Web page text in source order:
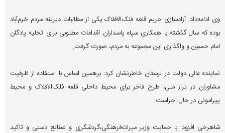
وی ادامه‌داد: آزادسازی حریم قلعه فلک‌الافلاک یکی از مطالبات دیرینه مردم خرم‌آباد
بوده که سال گذشته با همکاری سپاه پاسداران اقدامات مطلوبی برای تخلیه پادگان
امام حسین و واگذاری این مجموعه به مردم، صورت گرفت.
نماینده عالی دولت در لرستان خاطرنشان کرد: برهمین اساس با استفاده از ظرفیت
مشاوران در تراز ملی، طرح‌ فاخر برای محیط داخلی قلعه فلک‌الافلاک و محیط
پیرامونی در حال اجراست.
شاهرخی افزود: با حمایت وزیر میراث‌فرهنگی،گردشگری و صنایع دستی و تاکید